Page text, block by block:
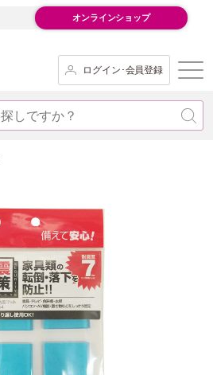
オンラインショップ
ログイン･会員登録